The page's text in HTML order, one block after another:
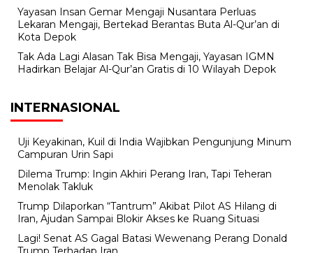
Yayasan Insan Gemar Mengaji Nusantara Perluas
Lekaran Mengaji, Bertekad Berantas Buta Al-Qur’an di
Kota Depok
Tak Ada Lagi Alasan Tak Bisa Mengaji, Yayasan IGMN
Hadirkan Belajar Al-Qur’an Gratis di 10 Wilayah Depok
INTERNASIONAL
Uji Keyakinan, Kuil di India Wajibkan Pengunjung Minum
Campuran Urin Sapi
Dilema Trump: Ingin Akhiri Perang Iran, Tapi Teheran
Menolak Takluk
Trump Dilaporkan “Tantrum” Akibat Pilot AS Hilang di
Iran, Ajudan Sampai Blokir Akses ke Ruang Situasi
Lagi! Senat AS Gagal Batasi Wewenang Perang Donald